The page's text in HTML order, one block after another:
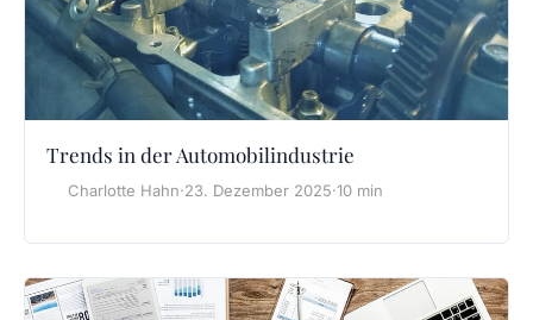
Trends in der Automobilindustrie
Charlotte Hahn·23. Dezember 2025·10 min